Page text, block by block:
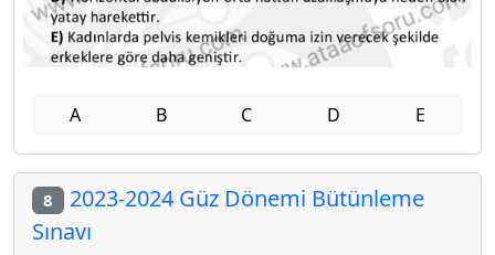
A B C D E
8 2023-2024 Güz Dönemi Bütünleme
Sınavı